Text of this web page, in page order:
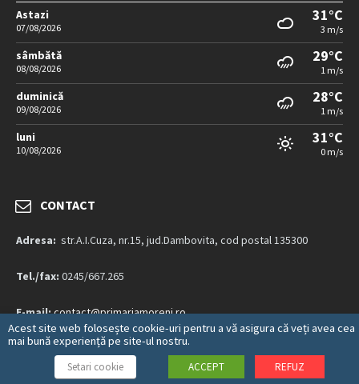
Astazi
07/08/2026
31°C
3 m/s
sâmbătă
08/08/2026
29°C
1 m/s
duminică
09/08/2026
28°C
1 m/s
luni
10/08/2026
31°C
0 m/s
CONTACT
Adresa: str.A.I.Cuza, nr.15, jud.Dambovita, cod postal 135300
Tel./fax: 0245/667.265
E-mail:contact@primariamoreni.ro
Mai multe detalii…
Acest site web folosește cookie-uri pentru a vă asigura că veți avea cea
mai bună experiență pe site-ul nostru.
Setari cookie ACCEPT REFUZ